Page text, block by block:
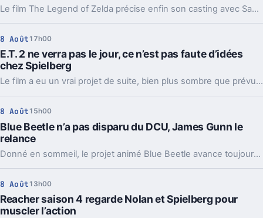
Le film The Legend of Zelda précise enfin son casting avec Sam Neill, Dichen Lachman et Yvonne Strahovski. Et ça change un peu la lecture du projet.
8 Août 17h00
E.T. 2 ne verra pas le jour, ce n’est pas faute d’idées
chez Spielberg
Le film a eu un vrai projet de suite, bien plus sombre que prévu. Mais Steven Spielberg comme les acteurs d’origine refusent toujours d’y toucher.
8 Août 15h00
Blue Beetle n’a pas disparu du DCU, James Gunn le
relance
Donné en sommeil, le projet animé Blue Beetle avance toujours. Une précision de James Gunn qui change aussi la lecture de son retour au cinéma.
8 Août 13h00
Reacher saison 4 regarde Nolan et Spielberg pour
muscler l’action